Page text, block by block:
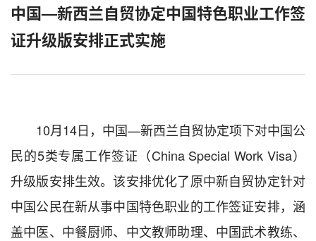
中国—新西兰自贸协定中国特色职业工作签
证升级版安排正式实施
10月14日，中国—新西兰自贸协定项下对中国公
民的5类专属工作签证（China Special Work Visa）
升级版安排生效。该安排优化了原中新自贸协定针对
中国公民在新从事中国特色职业的工作签证安排，涵
盖中医、中餐厨师、中文教师助理、中国武术教练、